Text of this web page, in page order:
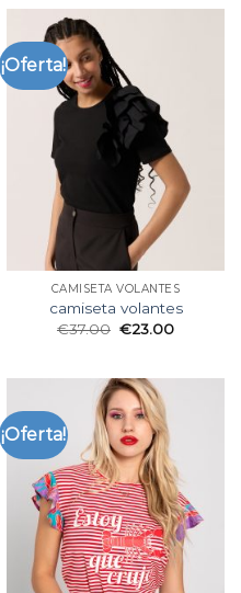
¡Oferta!
CAMISETA VOLANTES
camiseta volantes
€37.00 €23.00
¡Oferta!